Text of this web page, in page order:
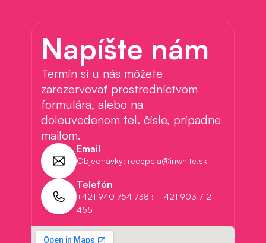
Napíšte nám
Termín si u nás môžete
zarezervovať prostredníctvom
formulára, alebo na
doleuvedenom tel. čísle, prípadne
mailom.
Email
Objednávky: recepcia@inwhite.sk
Telefón
+421 940 754 738 ;  +421 903 712
455